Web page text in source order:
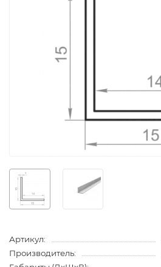
Артикул:
Производитель: